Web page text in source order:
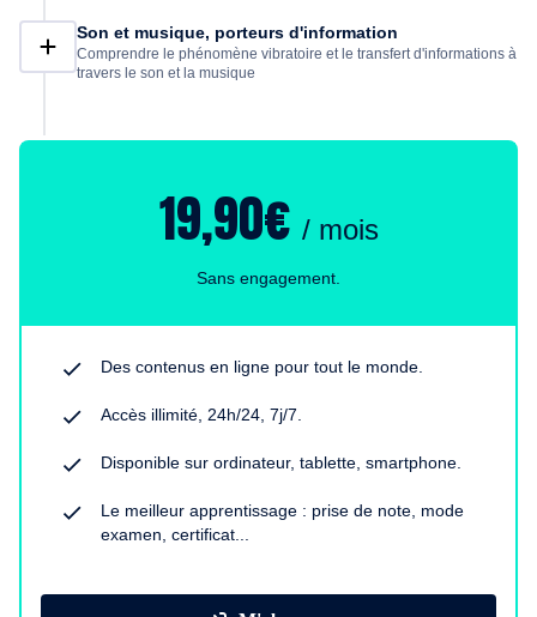
Son et musique, porteurs d'information
Comprendre le phénomène vibratoire et le transfert d'informations à
travers le son et la musique
19,90€ / mois
Sans engagement.
Des contenus en ligne pour tout le monde.
Accès illimité, 24h/24, 7j/7.
Disponible sur ordinateur, tablette, smartphone.
Le meilleur apprentissage : prise de note, mode
examen, certificat...